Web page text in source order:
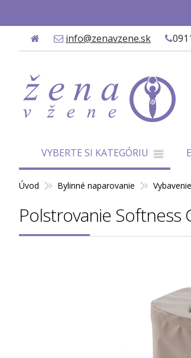
info@zenavzene.sk
Úvod Bylinné naparovanie
Polstrovanie Softness
VYBERTE SI KATEGÓRIU